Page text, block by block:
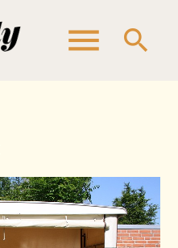
menu search